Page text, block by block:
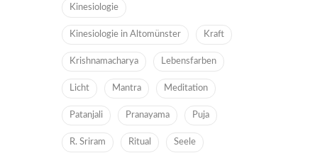
Kinesiologie
Kinesiologie in Altomünster Kraft
Krishnamacharya Lebensfarben
Licht Mantra Meditation
Patanjali Pranayama Puja
R. Sriram Ritual Seele